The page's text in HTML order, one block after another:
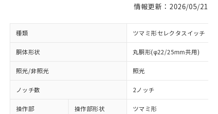
情報更新：2026/05/21
種類 ツマミ形セレクタスイッチ
胴体形状 丸胴形(φ22/25mm共用)
照光/非照光 照光
ノッチ数 2ノッチ
操作部 操作部形状 ツマミ形